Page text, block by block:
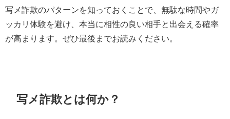
写メ詐欺のパターンを知っておくことで、無駄な時間やガ
ッカリ体験を避け、本当に相性の良い相手と出会える確率
が高まります。ぜひ最後までお読みください。
写メ詐欺とは何か？